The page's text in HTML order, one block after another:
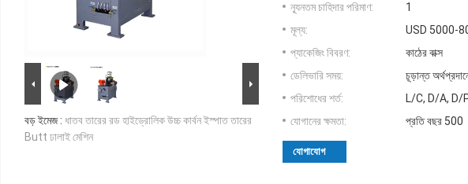
বড় ইমেজ : ধাতব তারের রড হাইড্রোলিক উচ্চ কার্বন ইস্পাত তারের
Butt ঢালাই মেশিন
ন্যূনতম চাহিদার পরিমাণ:
1
মূল্য:
USD 5000-
প্যাকেজিং বিবরণ:
কাঠের বাক্স
ডেলিভারি সময়:
চূড়ান্ত
পরিশোধের শর্ত:
L/C, D/A, D/
যোগানের ক্ষমতা:
প্রতি বছর 500
যোগাযোগ